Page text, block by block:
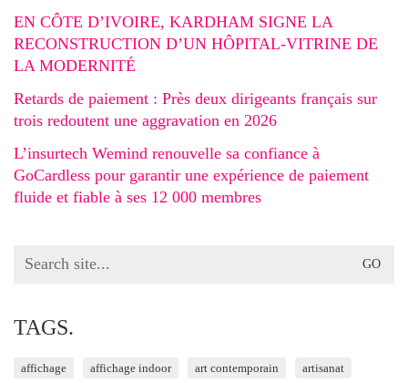
EN CÔTE D’IVOIRE, KARDHAM SIGNE LA
RECONSTRUCTION D’UN HÔPITAL-VITRINE DE
LA MODERNITÉ
Retards de paiement : Près deux dirigeants français sur
trois redoutent une aggravation en 2026
L’insurtech Wemind renouvelle sa confiance à
GoCardless pour garantir une expérience de paiement
fluide et fiable à ses 12 000 membres
Search
TAGS.
affichage affichage indoor art contemporain artisanat